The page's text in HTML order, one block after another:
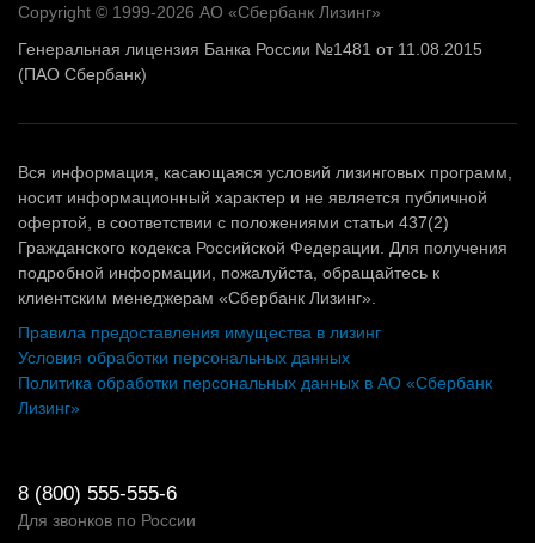
Copyright © 1999-2026 АО «Сбербанк Лизинг»
Генеральная лицензия Банка России №1481 от 11.08.2015
(ПАО Сбербанк)
Вся информация, касающаяся условий лизинговых программ,
носит информационный характер и не является публичной
офертой, в соответствии с положениями статьи 437(2)
Гражданского кодекса Российской Федерации. Для получения
подробной информации, пожалуйста, обращайтесь к
клиентским менеджерам «Сбербанк Лизинг».
Правила предоставления имущества в лизинг
Условия обработки персональных данных
Политика обработки персональных данных в АО «Сбербанк
Лизинг»
8 (800) 555-555-6
Для звонков по России